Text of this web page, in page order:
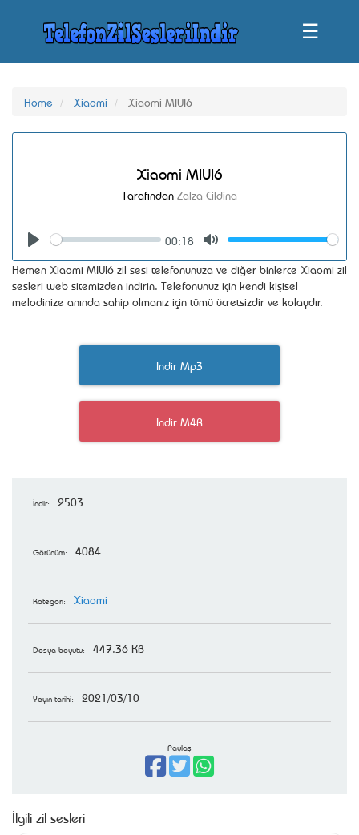
☰
Home Xiaomi Xiaomi MIUI6
Xiaomi MIUI6
Tarafından Zalza Cildina
Seek
00:18
Volume
Hemen Xiaomi MIUI6 zil sesi telefonunuza ve diğer binlerce Xiaomi zil
sesleri web sitemizden indirin. Telefonunuz için kendi kişisel
melodinize anında sahip olmanız için tümü ücretsizdir ve kolaydır.
İndir Mp3
İndir M4R
İndir: 2503
Görünüm: 4084
Kategori: Xiaomi
Dosya boyutu: 447.36 KB
Yayın tarihi: 2021/03/10
Paylaş
İlgili zil sesleri